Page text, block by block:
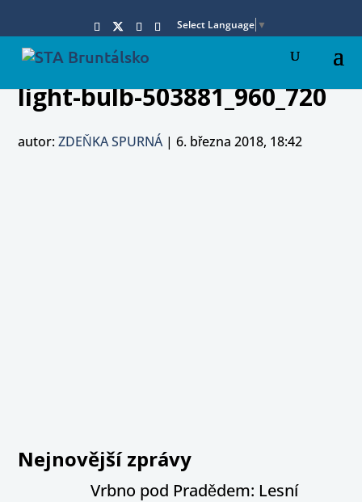
Select Language ▼
light-bulb-503881_960_720
autor:ZDEŇKA SPURNÁ|6. března 2018, 18:42
Nejnovější zprávy
Vrbno pod Pradědem: Lesní